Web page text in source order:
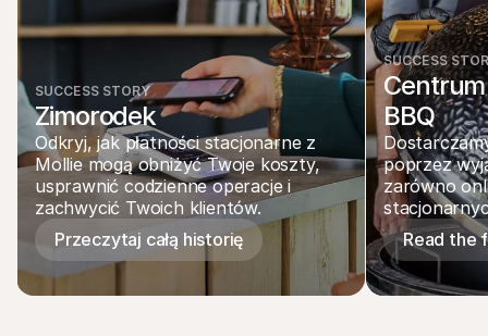
SUCCESS STORY
Zimorodek
Odkryj, jak płatności stacjonarne z
Mollie mogą obniżyć Twoje koszty,
usprawnić codzienne operacje i
zachwycić Twoich klientów.
Przeczytaj całą historię
SUCCESS
BBQ
poprzez
zarówno
Read the